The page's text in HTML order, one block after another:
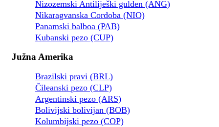
Nizozemski Antiliješki gulden (ANG)
Nikaragvanska Cordoba (NIO)
Panamski balboa (PAB)
Kubanski pezo (CUP)
Južna Amerika
Brazilski pravi (BRL)
Čileanski pezo (CLP)
Argentinski pezo (ARS)
Bolivijski bolivijan (BOB)
Kolumbijski pezo (COP)